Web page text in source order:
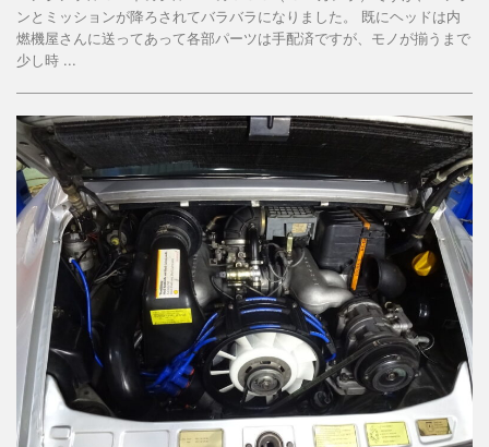
ンとミッションが降ろされてバラバラになりました。 既にヘッドは内
燃機屋さんに送ってあって各部パーツは手配済ですが、モノが揃うまで
少し時 ...